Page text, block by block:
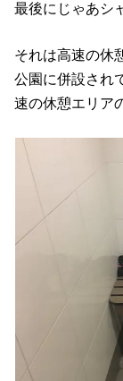
最後にじゃあシ
それは高速の休
公園に併設され
速の休憩エリア